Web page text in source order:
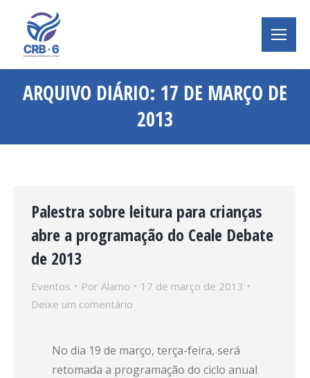
ARQUIVO DIÁRIO: 17 DE MARÇO DE
2013
Você está aqui:
Palestra sobre leitura para crianças
abre a programação do Ceale Debate
de 2013
Eventos Por Alamo
17 de março de 2013
Deixe um comentário
No dia 19 de março, terça-feira, será
retomada a programação do ciclo anual